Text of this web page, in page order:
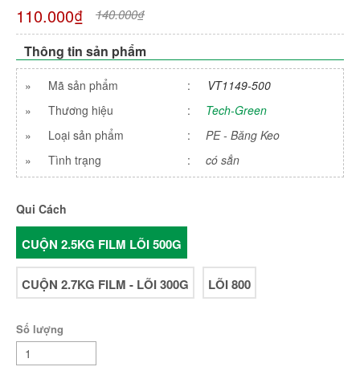
110.000₫
140.000₫
Thông tin sản phẩm
» Mã sản phẩm :
VT1149-500
»
Thương hiệu :
Tech-Green
»
Loại sản phẩm :
PE - Băng Keo
»
Tình trạng : có sẳn
Qui Cách
CUỘN 2.5KG FILM LÕI 500G
CUỘN 2.7KG FILM - LÕI 300G LÕI 800
Số lượng